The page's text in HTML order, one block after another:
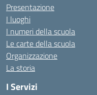
Presentazione
I luoghi
I numeri della scuola
Le carte della scuola
Organizzazione
La storia
I Servizi